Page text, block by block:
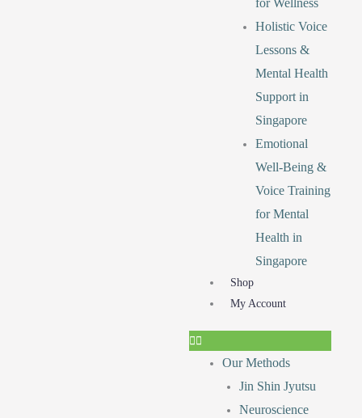
Holistic Voice
Lessons &
Mental Health
Support in
Singapore
Emotional
Well-Being &
Voice Training
for Mental
Health in
Singapore
Shop
My Account
Our Methods
Jin Shin Jyutsu
Neuroscience